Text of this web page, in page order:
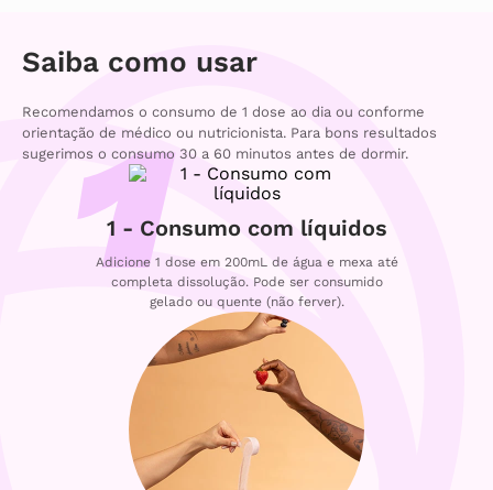
Saiba como usar
Recomendamos o consumo de 1 dose ao dia ou conforme
orientação de médico ou nutricionista. Para bons resultados
sugerimos o consumo 30 a 60 minutos antes de dormir.
1 - Consumo com líquidos
Adicione 1 dose em 200mL de água e mexa até
completa dissolução. Pode ser consumido
gelado ou quente (não ferver).